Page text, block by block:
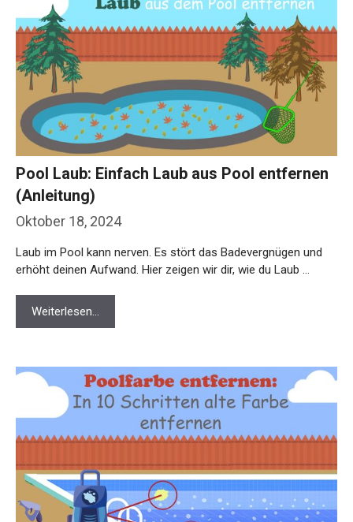
Oktober 18, 2024
Pool Laub: Einfach Laub aus Pool entfernen
(Anleitung)
Laub im Pool kann nerven. Es stört das Badevergnügen und
erhöht deinen Aufwand. Hier zeigen wir dir, wie du Laub …
Weiterlesen…